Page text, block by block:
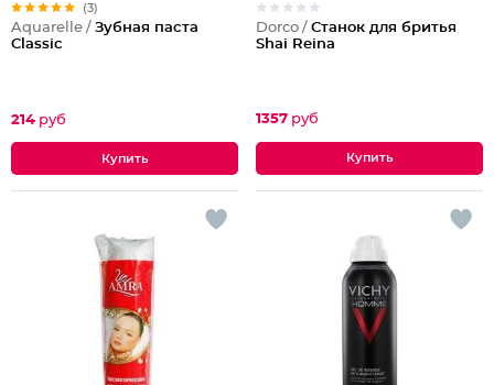
(3)
Aquarelle / Зубная паста
Classic
214 руб
Dorco / Станок для бритья
Shai Reina
1357 руб